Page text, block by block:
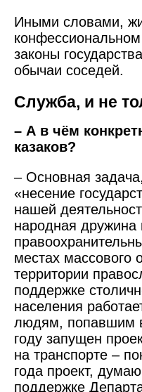
Иными словами,
законы
обычаи соседей.
Служба, и не
– А в чём
казаков?
– Основная
«несение
нашей
народная дружина
местах массового
территории
поддержке
населения
людям, попавшим
году запущен
на транспорте –
года проект,
поддержке